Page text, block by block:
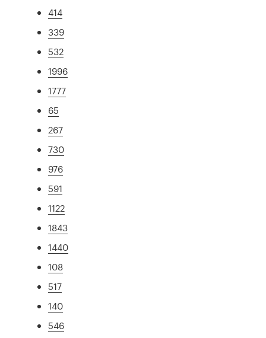
414
339
532
1996
1777
65
267
730
976
591
1122
1843
1440
108
517
140
546